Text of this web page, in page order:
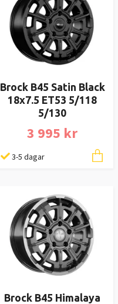
Brock B45 Satin Black
18x7.5 ET53 5/118
5/130
3 995 kr
3-5 dagar
Brock B45 Himalaya